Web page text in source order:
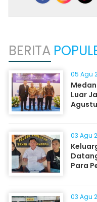
BERITA
05 Agu
Luar
03 Agu
Para
03 Agu